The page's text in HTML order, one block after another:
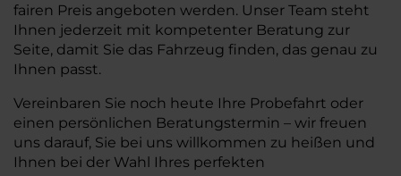
fairen Preis angeboten werden. Unser Team steht
Ihnen jederzeit mit kompetenter Beratung zur
Seite, damit Sie das Fahrzeug finden, das genau zu
Ihnen passt.
Vereinbaren Sie noch heute Ihre Probefahrt oder
einen persönlichen Beratungstermin – wir freuen
uns darauf, Sie bei uns willkommen zu heißen und
Ihnen bei der Wahl Ihres perfekten